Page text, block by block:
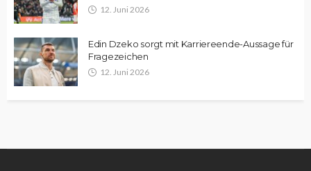
12. Juni 2026
Edin Dzeko sorgt mit Karriereende-Aussage für
Fragezeichen
12. Juni 2026